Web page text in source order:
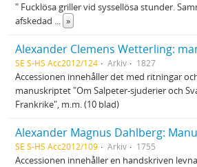
" Fucklösa griller vid syssellösa stunder.
afskedad ... »
Alexander Clemens Wetterling:
SE S-HS Acc2012/124 Arkiv 1827
Accessionen innehåller det med ritningar
manuskriptet "Om Salpeter-sjuderier och
Frankrike", m.m. (10 blad)
SE S-HS Acc2012/109 Arkiv 1755
Accessionen innehåller en handskriven